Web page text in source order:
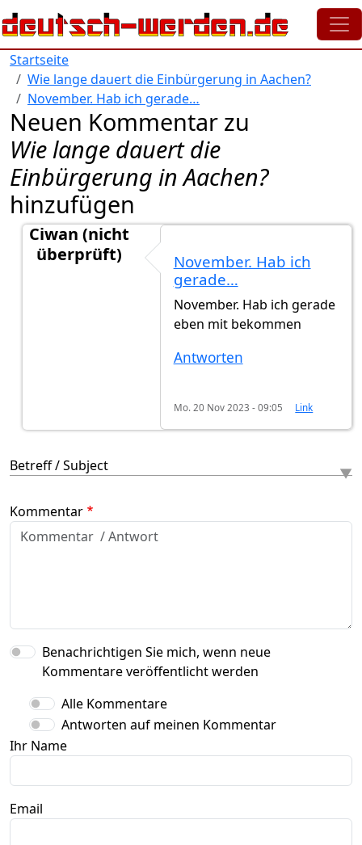
Direkt zum Inhalt
Startseite
Wie lange dauert die Einbürgerung in Aachen?
November. Hab ich gerade…
Neuen Kommentar zu
Wie lange dauert die
Einbürgerung in Aachen?
hinzufügen
Ciwan (nicht
überprüft)
Welcher Monat!vonGast144 (nicht
November. Hab ich
gerade…
November. Hab ich gerade
eben mit bekommen
Antworten
Mo. 20 Nov 2023 - 09:05 Link
Betreff / Subject
Kommentar
Benachrichtigen Sie mich, wenn neue
Kommentare veröffentlicht werden
Alle Kommentare
Antworten auf meinen Kommentar
Ihr Name
Email